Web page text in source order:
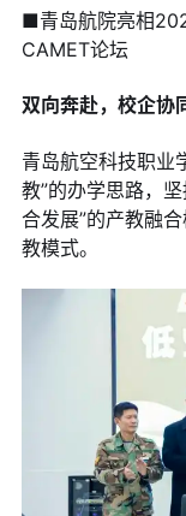
■青岛航院亮相
CAMET论坛
双向奔赴，校企协
青岛航空科技职业
教”的办学思路，
合发展”的产教融
教模式。